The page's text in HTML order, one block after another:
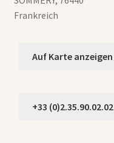
Frankreich
Auf Karte anzeigen
+33 (0)2.35.90.02.02